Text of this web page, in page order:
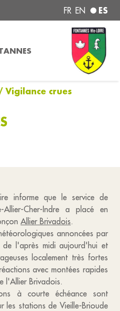
FR EN ES
Vigilance crues
informe que le service de
Allier-Cher-Indre a placé en
Allier Brivadois.
annoncées par
l'après midi aujourd'hui et
localement très fortes
avec montées rapides
l'Allier Brivadois.
à courte échéance sont
les stations de Vieille-Brioude